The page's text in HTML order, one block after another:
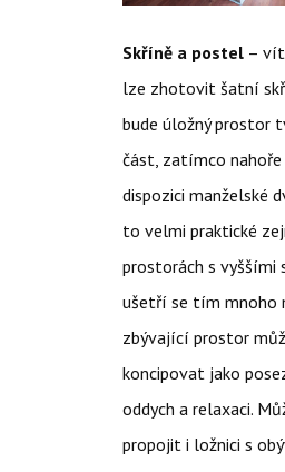
Skříně a postel–
lze zhotovit šatní
bude úložný prostor
část, zatímco nahoře
dispozici manželské
to velmi praktické
prostorách s vyššími
ušetří se tím mnoho
zbývající prostor
koncipovat jako
oddych a relaxaci.
propojit i ložnici s